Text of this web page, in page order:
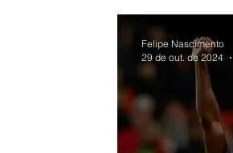
Felipe Nascimento
29 de out. de 2024